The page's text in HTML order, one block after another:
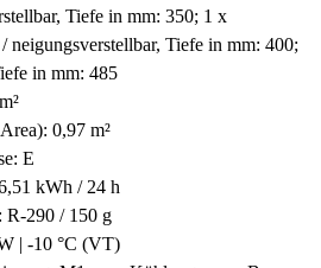
Tiefe in mm: 350; 1 x
neigungsverstellbar, Tiefe in mm: 400;
in mm: 485
0,97 m²
E
kWh / 24 h
R-290 / 150 g
| -10 °C (VT)